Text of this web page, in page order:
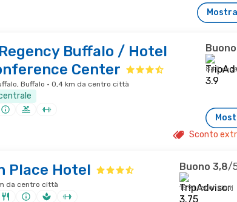
Buffalo / Hotel
Center
Buffalo · 0,4 km da centro città
Buono
849
Sconto
Place Hotel
da centro città
Buono 3,8/
1591 recensioni